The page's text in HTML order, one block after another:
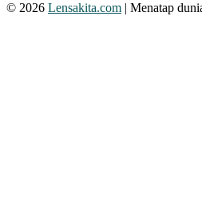
© 2026 Lensakita.com | Menatap